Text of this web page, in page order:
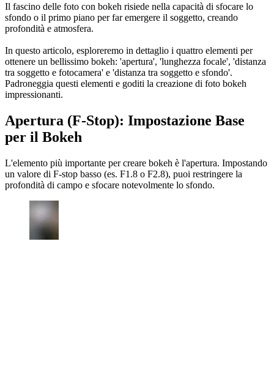
Il fascino delle foto con bokeh risiede nella capacità di sfocare lo
sfondo o il primo piano per far emergere il soggetto, creando
profondità e atmosfera.
In questo articolo, esploreremo in dettaglio i quattro elementi per
ottenere un bellissimo bokeh: 'apertura', 'lunghezza focale', 'distanza
tra soggetto e fotocamera' e 'distanza tra soggetto e sfondo'.
Padroneggia questi elementi e goditi la creazione di foto bokeh
impressionanti.
Apertura (F-Stop): Impostazione Base
per il Bokeh
L'elemento più importante per creare bokeh è l'apertura. Impostando
un valore di F-stop basso (es. F1.8 o F2.8), puoi restringere la
profondità di campo e sfocare notevolmente lo sfondo.